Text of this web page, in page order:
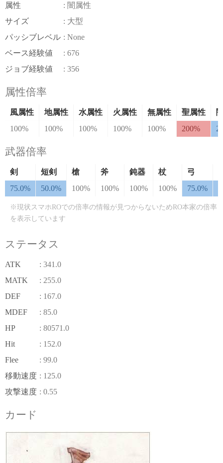
属性
: 闇属性
サイズ
: 大型
パッシブレベル : None
ベース経験値
: 676
ジョブ経験値
: 356
属性倍率
風属性 地属性 水属性 火属性 無属性 聖属性
100%
100% 100% 100% 100% 200%
武器倍率
剣 短剣 槍 斧 鈍器 杖 弓
75.0%
50.0% 100% 100% 100% 100% 75.0%
※現状スマホROでの倍率の情報が見つからないためRO本家の倍率
を表示しています
ステータス
ATK
: 341.0
MATK
: 255.0
DEF
: 167.0
MDEF
: 85.0
HP
: 80571.0
Hit
: 152.0
Flee
: 99.0
移動速度 : 125.0
攻撃速度 : 0.55
カード